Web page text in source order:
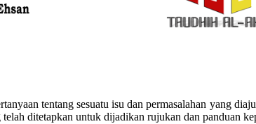
tentang sesuatu isu dan permasalahan yang
ditetapkan untuk dijadikan rujukan dan panduan